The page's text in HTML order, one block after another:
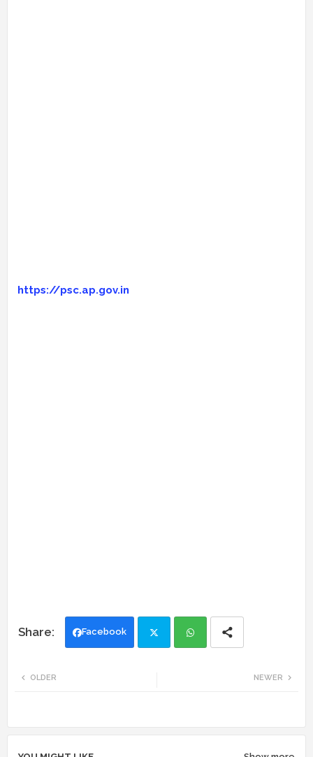
https://psc.ap.gov.in
Facebook
NEWER
OLDER